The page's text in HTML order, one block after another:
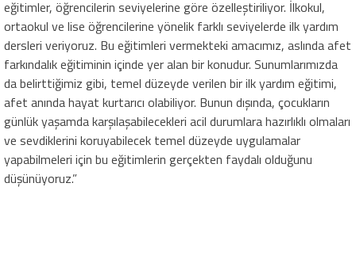
eğitimler, öğrencilerin seviyelerine göre özelleştiriliyor. İlkokul,
ortaokul ve lise öğrencilerine yönelik farklı seviyelerde ilk yardım
dersleri veriyoruz. Bu eğitimleri vermekteki amacımız, aslında afet
farkındalık eğitiminin içinde yer alan bir konudur. Sunumlarımızda
da belirttiğimiz gibi, temel düzeyde verilen bir ilk yardım eğitimi,
afet anında hayat kurtarıcı olabiliyor. Bunun dışında, çocukların
günlük yaşamda karşılaşabilecekleri acil durumlara hazırlıklı olmaları
ve sevdiklerini koruyabilecek temel düzeyde uygulamalar
yapabilmeleri için bu eğitimlerin gerçekten faydalı olduğunu
düşünüyoruz.”